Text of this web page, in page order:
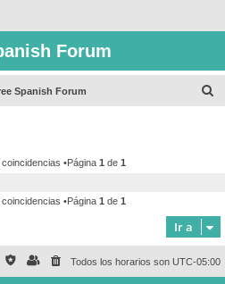
Forum
Spanish Forum
•Página 1 de 1
•Página 1 de 1
Ir a
Todos los horarios son UTC-05:00